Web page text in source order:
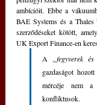
ambícióit. Ebbe a
BAE Systems és a
szerződéseket kötött,
UK Export Finance-en
A „fegyverek
gazdaságot
mércéje nem a
konfliktusok.